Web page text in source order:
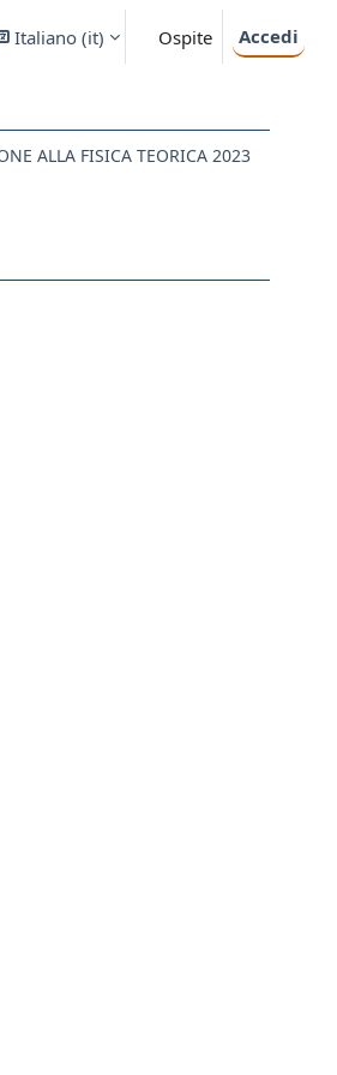
Italiano ‎(it)‎ Ospite Accedi
ALLA FISICA TEORICA 2023